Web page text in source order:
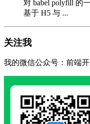
对 babel polyfill 的
基于 H5 与 ...
关注我
我的微信公众号：前端